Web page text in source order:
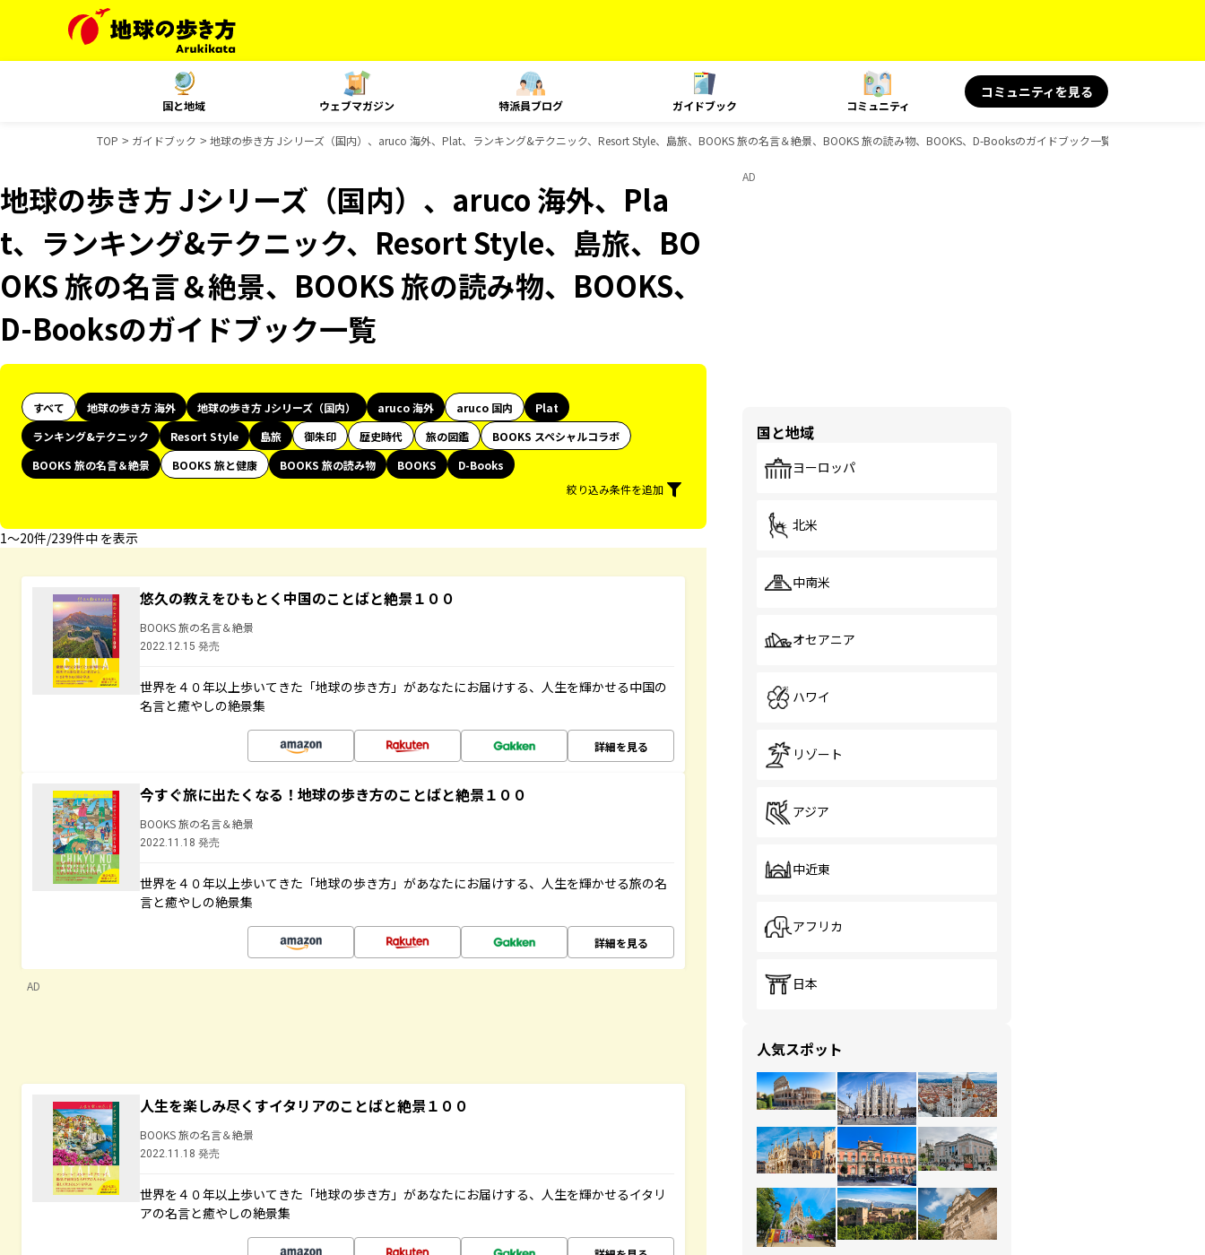
国と地域 ウェブマガジン 特派員ブログ ガイドブック コミュニティ
コミュニティを見る
TOP ガイドブック 地球の歩き方 Jシリーズ（国内）、aruco 海外、Plat、ランキング&テクニック、Resort Style、島旅、BOOKS 旅の名言＆絶景、BOOKS 旅の読み物、BOOKS、D-Booksのガイドブック一覧
地球の歩き方 Jシリーズ（国内）、aruco 海外、Pla
t、ランキング&テクニック、Resort Style、島旅、BO
OKS 旅の名言＆絶景、BOOKS 旅の読み物、BOOKS、
D-Booksのガイドブック一覧
すべて 地球の歩き方 海外 地球の歩き方 Jシリーズ（国内） aruco 海外 aruco 国内
Plat
ランキング&テクニック
Resort Style 島旅 御朱印 歴史時代 旅の図鑑
BOOKS スペシャルコラボ
BOOKS 旅の名言＆絶景
BOOKS 旅と健康 BOOKS 旅の読み物 BOOKS
D-Books
絞り込み条件を追加
1〜20件/239件中 を表示
悠久の教えをひもとく中国のことばと絶景１００
BOOKS 旅の名言＆絶景
2022.12.15 発売
世界を４０年以上歩いてきた「地球の歩き方」があなたにお届けする、人生を輝かせる中国の
名言と癒やしの絶景集
詳細を見る
今すぐ旅に出たくなる！地球の歩き方のことばと絶景１００
BOOKS 旅の名言＆絶景
2022.11.18 発売
世界を４０年以上歩いてきた「地球の歩き方」があなたにお届けする、人生を輝かせる旅の名
言と癒やしの絶景集
詳細を見る
AD
人生を楽しみ尽くすイタリアのことばと絶景１００
BOOKS 旅の名言＆絶景
2022.11.18 発売
世界を４０年以上歩いてきた「地球の歩き方」があなたにお届けする、人生を輝かせるイタリ
アの名言と癒やしの絶景集
AD
国と地域
ヨーロッパ
北米
中南米
オセアニア
ハワイ
リゾート
アジア
中近東
アフリカ
日本
人気スポット